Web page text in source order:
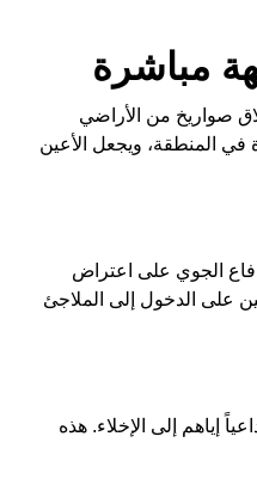
مباشرة
صواريخ من الأراضي
في المنطقة، ويجعل الأعين
الجوي على اعتراض
على الدخول إلى الملاجئ
إياهم إلى الإخلاء. هذه